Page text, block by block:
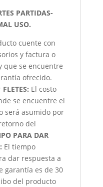
PARTIDAS-
USO.
cuente con
y factura o
que se encuentre
ofrecido.
FLETES: El costo
se encuentre el
será asumido por
del
PARA DAR
El tiempo
dar respuesta a
garantía es de 30
del producto